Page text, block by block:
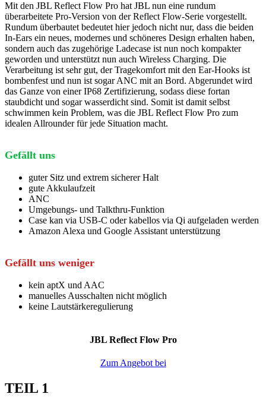
Mit den JBL Reflect Flow Pro hat JBL nun eine rundum
überarbeitete Pro-Version von der Reflect Flow-Serie vorgestellt.
Rundum überbautet bedeutet hier jedoch nicht nur, dass die beiden
In-Ears ein neues, modernes und schöneres Design erhalten haben,
sondern auch das zugehörige Ladecase ist nun noch kompakter
geworden und unterstützt nun auch Wireless Charging. Die
Verarbeitung ist sehr gut, der Tragekomfort mit den Ear-Hooks ist
bombenfest und nun ist sogar ANC mit an Bord. Abgerundet wird
das Ganze von einer IP68 Zertifizierung, sodass diese fortan
staubdicht und sogar wasserdicht sind. Somit ist damit selbst
schwimmen kein Problem, was die JBL Reflect Flow Pro zum
idealen Allrounder für jede Situation macht.
Gefällt uns
guter Sitz und extrem sicherer Halt
gute Akkulaufzeit
ANC
Umgebungs- und Talkthru-Funktion
Case kan via USB-C oder kabellos via Qi aufgeladen werden
Amazon Alexa und Google Assistant unterstützung
Gefällt uns weniger
kein aptX und AAC
manuelles Ausschalten nicht möglich
keine Lautstärkeregulierung
JBL Reflect Flow Pro
Zum Angebot bei
TEIL 1